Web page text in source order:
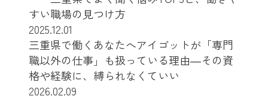
すい職場の見つけ方
2025.12.01
三重県で働くあなたへアイゴットが「専門
職以外の仕事」も扱っている理由―その資
格や経験に、縛られなくていい
2026.02.09